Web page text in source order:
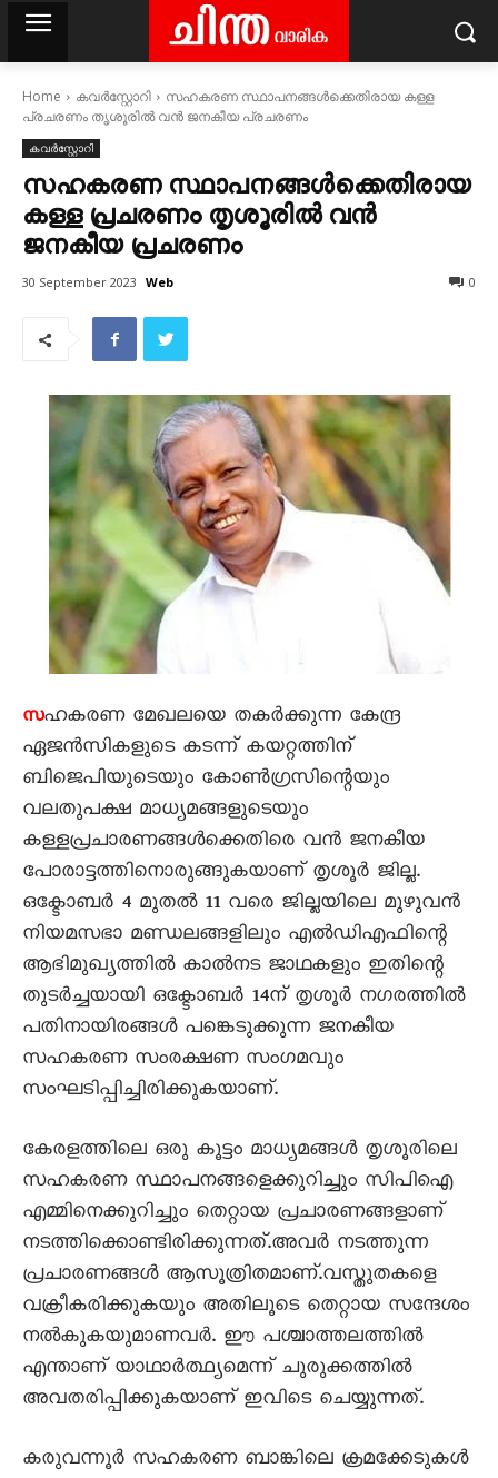
Home കവര്‍സ്റ്റോറി
സഹകരണ സ്ഥാപനങ്ങള്‍ക്കെതിരായ കള്ള
പ്രചരണം തൃശൂരിൽ വന്‍ ജനകീയ പ്രചരണം
കവര്‍സ്റ്റോറി
സഹകരണ സ്ഥാപനങ്ങള്‍ക്കെതിരായ
കള്ള പ്രചരണം തൃശൂരിൽ വന്‍
ജനകീയ പ്രചരണം
30 September 2023 Web 0
സഹകരണ മേഖലയെ തകര്‍ക്കുന്ന കേന്ദ്ര
ഏജന്‍സികളുടെ കടന്ന് കയറ്റത്തിന്
ബിജെപിയുടെയും കോണ്‍ഗ്രസിന്റെയും
വലതുപക്ഷ മാധ്യമങ്ങളുടെയും
കള്ളപ്രചാരണങ്ങള്‍ക്കെതിരെ വന്‍ ജനകീയ
പോരാട്ടത്തിനൊരുങ്ങുകയാണ് തൃശൂര്‍ ജില്ല.
ഒക്ടോബര്‍ 4 മുതല്‍ 11 വരെ ജില്ലയിലെ മുഴുവന്‍
നിയമസഭാ മണ്ഡലങ്ങളിലും എല്‍ഡിഎഫിന്റെ
ആഭിമുഖ്യത്തില്‍ കാല്‍നട ജാഥകളും ഇതിന്റെ
തുടര്‍ച്ചയായി ഒക്ടോബര്‍ 14ന് തൃശൂര്‍ നഗരത്തില്‍
പതിനായിരങ്ങള്‍ പങ്കെടുക്കുന്ന ജനകീയ
സഹകരണ സംരക്ഷണ സംഗമവും
സംഘടിപ്പിച്ചിരിക്കുകയാണ്.
കേരളത്തിലെ ഒരു കൂട്ടം മാധ്യമങ്ങള്‍ തൃശൂരിലെ
സഹകരണ സ്ഥാപനങ്ങളെക്കുറിച്ചും സിപിഐ
എമ്മിനെക്കുറിച്ചും തെറ്റായ പ്രചാരണങ്ങളാണ്
നടത്തിക്കൊണ്ടിരിക്കുന്നത്.അവര്‍ നടത്തുന്ന
പ്രചാരണങ്ങള്‍ ആസൂത്രിതമാണ്.വസ്തുതകളെ
വക്രീകരിക്കുകയും അതിലൂടെ തെറ്റായ സന്ദേശം
നല്‍കുകയുമാണവർ. ഈ പശ്ചാത്തലത്തിൽ
എന്താണ് യാഥാര്‍ത്ഥ്യമെന്ന് ചുരുക്കത്തില്‍
അവതരിപ്പിക്കുകയാണ് ഇവിടെ ചെയ്യുന്നത്.
കരുവന്നൂർ സഹകരണ ബാങ്കിലെ ക്രമക്കേടുകൾ